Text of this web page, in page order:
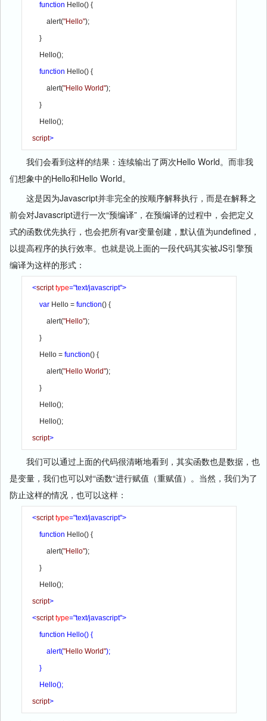
        function
Hello() {
            alert(
"Hello");
function Hello() {
            alert(
"Hello World");
script
我们会看到这样的结果：连续输出了两次Hello World。而非我
们想象中的Hello和Hello World。
这是因为Javascript并非完全的按顺序解释执行，而是在解释之
前会对Javascript进行一次“预编译”，在预编译的过程中，会把定义
式的函数优先执行，也会把所有var变量创建，默认值为undefined，
以提高程序的执行效率。也就是说上面的一段代码其实被JS引擎预
编译为这样的形式：
<script type="text/javascript">
        var
Hello = function() {
            alert(
"Hello");
        Hello =
function() {
            alert(
"Hello World");
script
我们可以通过上面的代码很清晰地看到，其实函数也是数据，也
是变量，我们也可以对“函数“进行赋值（重赋值）。当然，我们为了
防止这样的情况，也可以这样：
<script type="text/javascript">
        function
Hello() {
            alert(
"Hello");
script>
    <
script type="text/javascript">
        function
Hello() {
            alert(
"Hello World");
script